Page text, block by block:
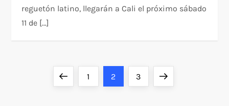
reguetón latino, llegarán a Cali el próximo sábado
11 de […]
PreviousPage
1 Page
2 Page
3 Next